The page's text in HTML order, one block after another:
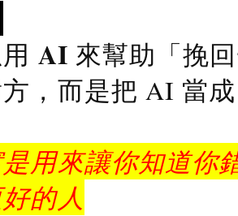
AI 來幫助「挽
，而是把 AI 當
用來讓你知道你
的人